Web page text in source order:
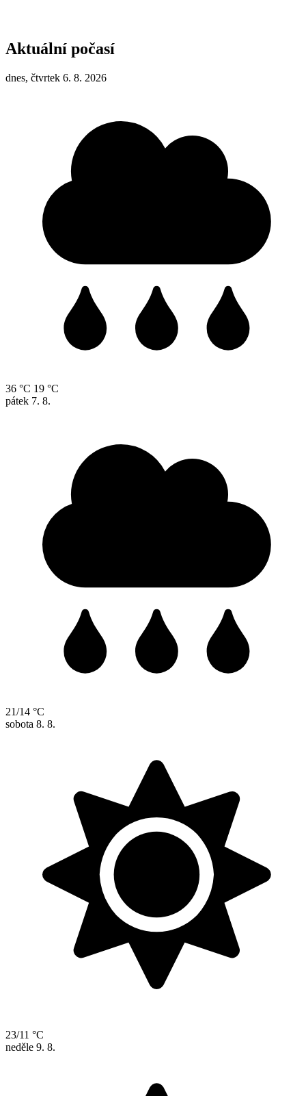
Aktuální počasí
dnes, čtvrtek 6. 8. 2026
36 °C 19 °C
pátek 7. 8.
21/14 °C
sobota 8. 8.
23/11 °C
neděle 9. 8.